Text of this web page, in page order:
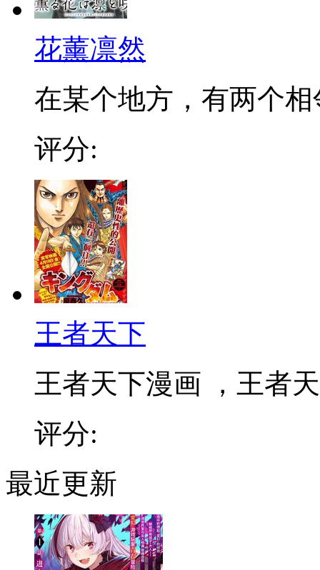
花薰凛然
在某个地方，有两个相
评分:
王者天下
王者天下漫画 ，王者
评分:
最近更新